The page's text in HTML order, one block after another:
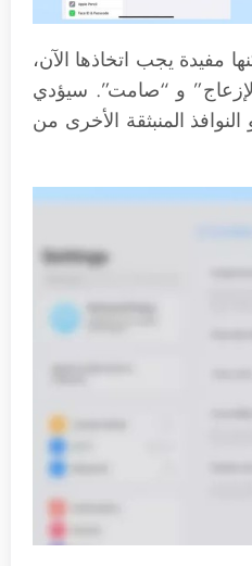
مفيدة يجب اتخاذها الآن،
و “صامت”. سيؤدي
المنبثقة الأخرى من